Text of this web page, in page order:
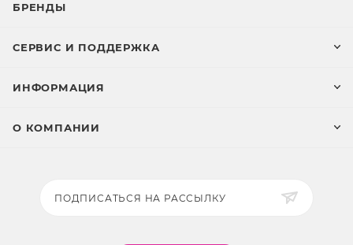
БРЕНДЫ
СЕРВИС И ПОДДЕРЖКА
ИНФОРМАЦИЯ
О КОМПАНИИ
ПОДПИСАТЬСЯ НА РАССЫЛКУ